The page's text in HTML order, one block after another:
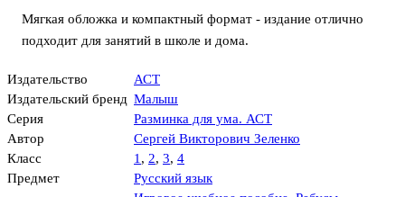
Мягкая обложка и компактный формат - издание отлично
подходит для занятий в школе и дома.
Издательство
АСТ
Издательский бренд Малыш
Серия
Разминка для ума. АСТ
Автор
Сергей Викторович Зеленко
Класс
1, 2, 3, 4
Предмет
Русский язык